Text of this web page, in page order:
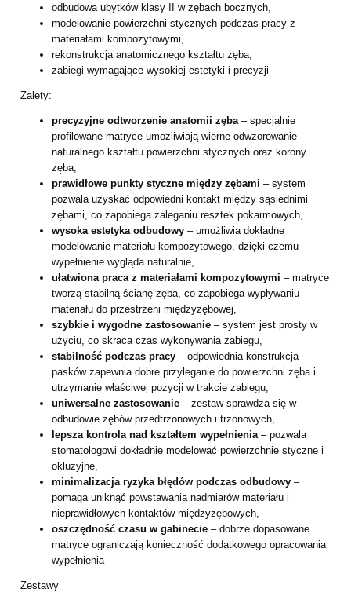
odbudowa ubytków klasy II w zębach bocznych,
modelowanie powierzchni stycznych podczas pracy z
materiałami kompozytowymi,
rekonstrukcja anatomicznego kształtu zęba,
zabiegi wymagające wysokiej estetyki i precyzji
Zalety:
precyzyjne odtworzenie anatomii zęba – specjalnie
profilowane matryce umożliwiają wierne odwzorowanie
naturalnego kształtu powierzchni stycznych oraz korony
zęba,
prawidłowe punkty styczne między zębami – system
pozwala uzyskać odpowiedni kontakt między sąsiednimi
zębami, co zapobiega zaleganiu resztek pokarmowych,
wysoka estetyka odbudowy – umożliwia dokładne
modelowanie materiału kompozytowego, dzięki czemu
wypełnienie wygląda naturalnie,
ułatwiona praca z materiałami kompozytowymi – matryce
tworzą stabilną ścianę zęba, co zapobiega wypływaniu
materiału do przestrzeni międzyzębowej,
szybkie i wygodne zastosowanie – system jest prosty w
użyciu, co skraca czas wykonywania zabiegu,
stabilność podczas pracy – odpowiednia konstrukcja
pasków zapewnia dobre przyleganie do powierzchni zęba i
utrzymanie właściwej pozycji w trakcie zabiegu,
uniwersalne zastosowanie – zestaw sprawdza się w
odbudowie zębów przedtrzonowych i trzonowych,
lepsza kontrola nad kształtem wypełnienia – pozwala
stomatologowi dokładnie modelować powierzchnie styczne i
okluzyjne,
minimalizacja ryzyka błędów podczas odbudowy –
pomaga uniknąć powstawania nadmiarów materiału i
nieprawidłowych kontaktów międzyzębowych,
oszczędność czasu w gabinecie – dobrze dopasowane
matryce ograniczają konieczność dodatkowego opracowania
wypełnienia
Zestawy